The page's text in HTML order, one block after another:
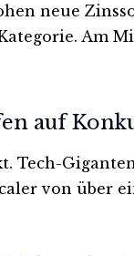
neue
Am
auf
Tech-
von